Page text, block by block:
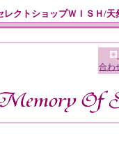
クトショップＷＩＳＨ/
合わ